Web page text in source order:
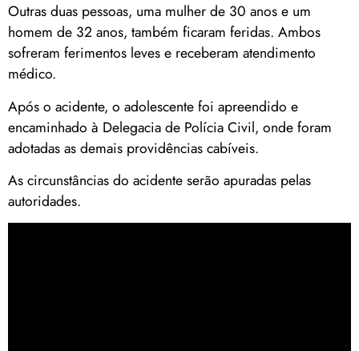
Outras duas pessoas, uma mulher de 30 anos e um
homem de 32 anos, também ficaram feridas. Ambos
sofreram ferimentos leves e receberam atendimento
médico.
Após o acidente, o adolescente foi apreendido e
encaminhado à Delegacia de Polícia Civil, onde foram
adotadas as demais providências cabíveis.
As circunstâncias do acidente serão apuradas pelas
autoridades.